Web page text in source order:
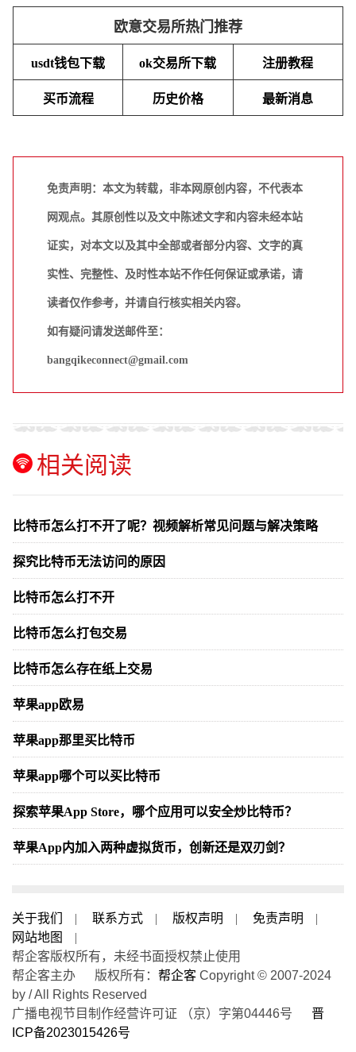
欧意交易所热门推荐
usdt钱包下载 ok交易所下载 注册教程
买币流程 历史价格 最新消息
免责声明：本文为转载，非本网原创内容，不代表本
网观点。其原创性以及文中陈述文字和内容未经本站
证实，对本文以及其中全部或者部分内容、文字的真
实性、完整性、及时性本站不作任何保证或承诺，请
读者仅作参考，并请自行核实相关内容。
如有疑问请发送邮件至：
bangqikeconnect@gmail.com
相关阅读
比特币怎么打不开了呢？视频解析常见问题与解决策略
探究比特币无法访问的原因
比特币怎么打不开
比特币怎么打包交易
比特币怎么存在纸上交易
苹果app欧易
苹果app那里买比特币
苹果app哪个可以买比特币
探索苹果App Store，哪个应用可以安全炒比特币？
苹果App内加入两种虚拟货币，创新还是双刃剑？
关于我们 | 联系方式 | 版权声明 | 免责声明
|
网站地图
|
帮企客版权所有，未经书面授权禁止使用
帮企客主办 版权所有： 帮企客 Copyright © 2007-2024
by / All Rights Reserved
广播电视节目制作经营许可证 （京）字第04446号 晋
ICP备2023015426号